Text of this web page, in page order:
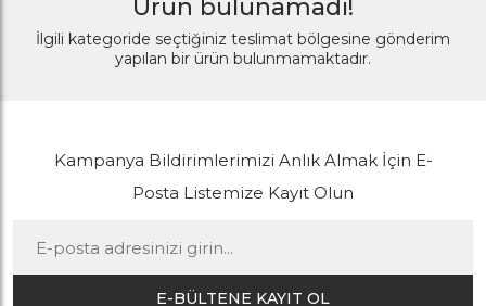
Ürün bulunamadı!
İlgili kategoride seçtiğiniz teslimat bölgesine gönderim
yapılan bir ürün bulunmamaktadır.
Kampanya Bildirimlerimizi Anlık Almak İçin E-
Posta Listemize Kayıt Olun
E-BÜLTENE KAYIT OL